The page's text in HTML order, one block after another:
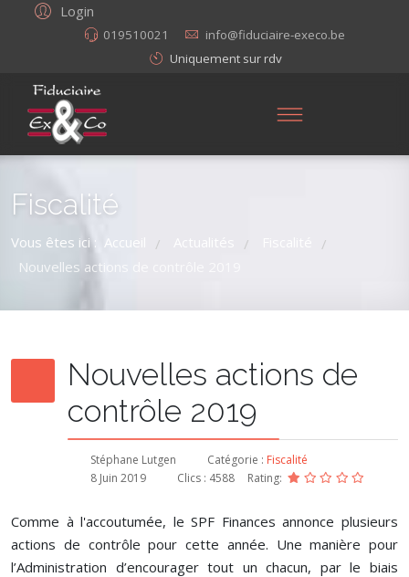
Login
019510021
info@fiduciaire-execo.be
Uniquement sur rdv
Fiscalité
Vous êtes ici : Accueil / /
/
Nouvelles actions de contrôle 2019
Nouvelles actions de
contrôle 2019
Stéphane Lutgen Catégorie : Fiscalité
8 Juin 2019
Clics : 4588 Rating:
Comme à l'accoutumée, le SPF Finances annonce plusieurs
actions de contrôle pour cette année. Une manière pour
l’Administration d’encourager tout un chacun, par le biais